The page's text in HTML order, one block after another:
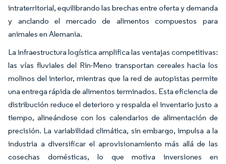
intraterritorial, equilibrando las brechas entre oferta y demanda
y anclando el mercado de alimentos compuestos para
animales en Alemania.
La infraestructura logística amplifica las ventajas competitivas:
las vías fluviales del Rin-Meno transportan cereales hacia los
molinos del interior, mientras que la red de autopistas permite
una entrega rápida de alimentos terminados. Esta eficiencia de
distribución reduce el deterioro y respalda el inventario justo a
tiempo, alineándose con los calendarios de alimentación de
precisión. La variabilidad climática, sin embargo, impulsa a la
industria a diversificar el aprovisionamiento más allá de las
cosechas domésticas, lo que motiva inversiones en